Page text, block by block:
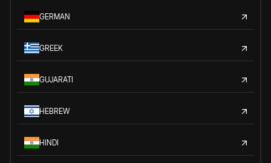
GERMAN
GREEK
GUJARATI
HEBREW
HINDI